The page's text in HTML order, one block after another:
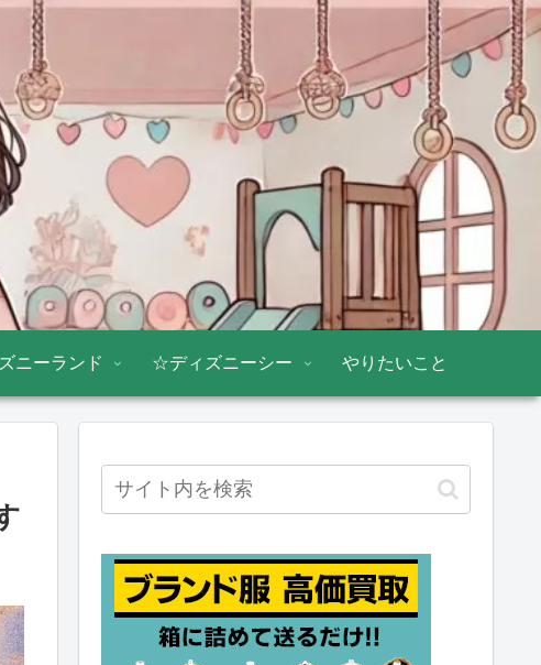
ニーランド ☆ディズニーシー やりたいこと